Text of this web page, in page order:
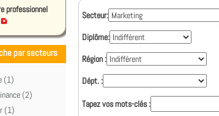
professionnel
par secteurs
(1)
(2)
(1)
Secteur:
Diplôme:
Région :
Dépt. :
Tapez vos mots-clés :